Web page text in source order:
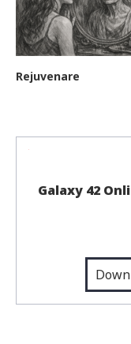
Rejuvenare
Galaxy 42